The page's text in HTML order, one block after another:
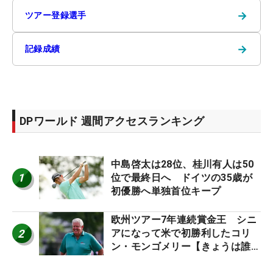
ツアー登録選手 →
記録成績 →
DPワールド 週間アクセスランキング
1
中島啓太は28位、桂川有人は50
位で最終日へ ドイツの35歳が
初優勝へ単独首位キープ
2
欧州ツアー7年連続賞金王 シニ
アになって米で初勝利したコリ
ン・モンゴメリー【きょうは誰の